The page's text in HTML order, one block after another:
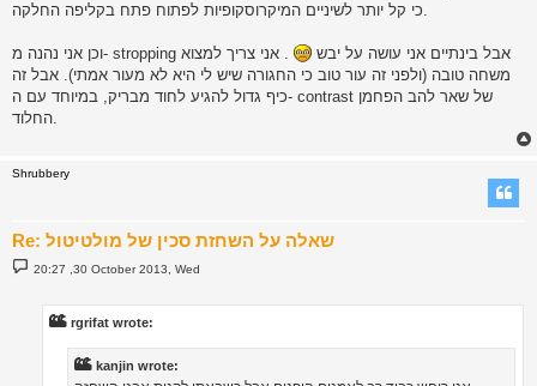
כי קל יותר לשיניים המיקרוסקופיות לפתוח פתח בקליפה החלקה.
וכן אני נהנה מ- stropping אבל בינתיים אני עושה על יבש
. אני צריך למצוא
משחה טובה (ולפני זה עור טוב כי החגורה שיש לי היא לא מעור אמתי). אבל זה
כיף גדול להגיע לחוד מבריק, במיוחד עם ה- contrast של שאר להב הפחמן
החלוד.
Shrubbery
Re: שאלה על השחזת סכין של מולטיטול
P
o
20:27 ,30 October 2013, Wed
rgrifat wrote:
kanjin wrote: